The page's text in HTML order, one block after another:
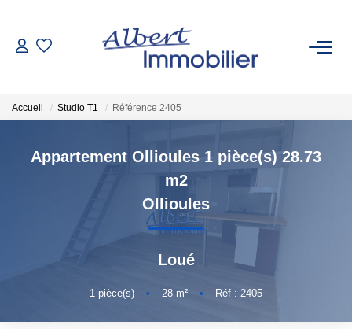
ESTIMATION
GESTION LOCATIVE
AGENCES
Accueil Studio T1 Référence 2405
Appartement Ollioules 1 pièce(s) 28.73
m2
Ollioules
Loué
1 pièce(s) • 28 m² • Réf : 2405